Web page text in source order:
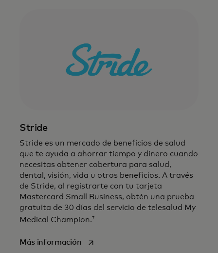
Stride
Stride es un mercado de beneficios de salud
que te ayuda a ahorrar tiempo y dinero cuando
necesitas obtener cobertura para salud,
dental, visión, vida u otros beneficios. A través
de Stride, al registrarte con tu tarjeta
Mastercard Small Business, obtén una prueba
gratuita de 30 días del servicio de telesalud My
Medical Champion.7
Más informaciónse abre en una pestaña nueva